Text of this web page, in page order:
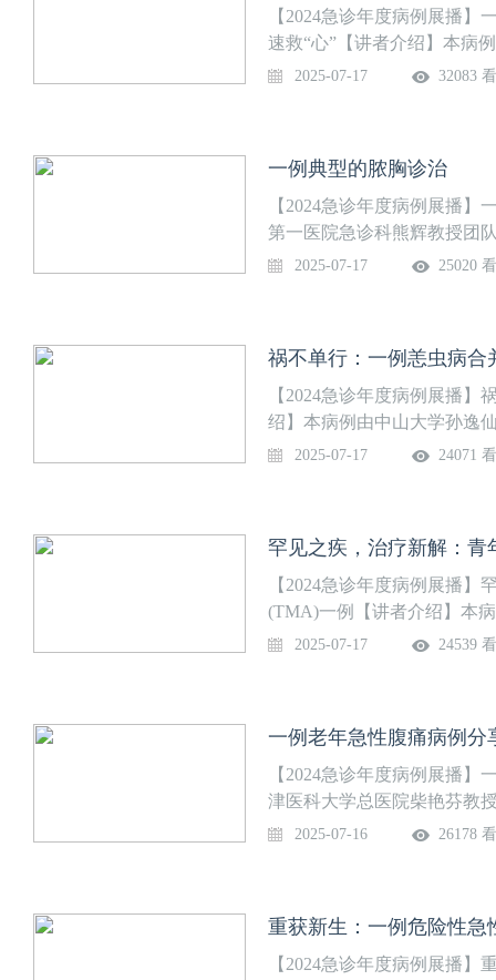
【2024急诊年度病例展播】
速救“心”【讲者介绍】本病
汇报：宏欣 主治医师 专家
2025-07-17 32083
一例典型的脓胸诊治
【2024急诊年度病例展播
第一医院急诊科熊辉教授团
主任医师
2025-07-17 25020
祸不单行：一例恙虫病合
【2024急诊年度病例展播
绍】本病例由中山大学孙逸
住院医师 专家点评：杨正飞
2025-07-17 24071
罕见之疾，治疗新解：
【2024急诊年度病例展播
(TMA)一例【讲者介绍】本
病例汇报：曹灵杰 住院医师
2025-07-17 24539
一例老年急性腹痛病例分
【2024急诊年度病例展播
津医科大学总医院柴艳芬教
燕 副主任医师
2025-07-16 26178
重获新生：一例危险性急
【2024急诊年度病例展播